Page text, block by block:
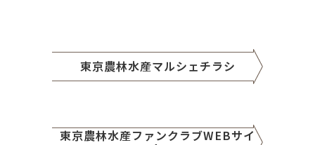
東京農林水産マルシェチラシ
東京農林水産ファンクラブWEBサイ